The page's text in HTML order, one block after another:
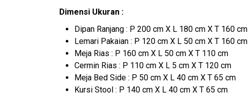
Dimensi Ukuran :
Dipan Ranjang : P 200 cm X L 180 cm X T 160 cm
Lemari Pakaian : P 120 cm X L 50 cm X T 160 cm
Meja Rias : P 160 cm X L 50 cm X T 110 cm
Cermin Rias : P 110 cm X L 5 cm X T 120 cm
Meja Bed Side : P 50 cm X L 40 cm X T 65 cm
Kursi Stool : P 140 cm X L 40 cm X T 65 cm